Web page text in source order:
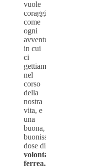
vuole
coraggio,
come
ogni
avventura
in cui
ci
gettiamo
nel
corso
della
nostra
vita, e
una
buona,
buonissima
dose di
volontà
ferrea.